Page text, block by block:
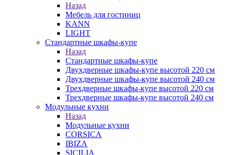
Назад
Мебель для гостиниц
KANN
LIGHT
Стандартные шкафы-купе
Назад
Стандартные шкафы-купе
Двухдверные шкафы-купе высотой 220 см
Двухдверные шкафы-купе высотой 240 см
Трехдверные шкафы-купе высотой 220 см
Трехдверные шкафы-купе высотой 240 см
Модульные кухни
Назад
Модульные кухни
CORSICA
IBIZA
SICILIA